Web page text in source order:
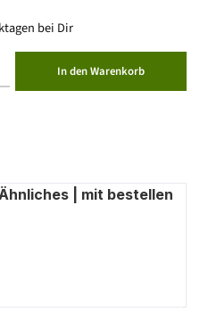
bei Dir
In den Warenkorb
| mit bestellen